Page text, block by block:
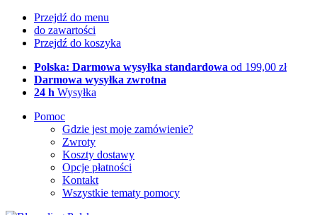
Przejdź do menu
do zawartości
Przejdź do koszyka
Polska: Darmowa wysyłka standardowa od 199,00 zł
Darmowa wysyłka zwrotna
24 h Wysyłka
Pomoc
Gdzie jest moje zamówienie?
Zwroty
Koszty dostawy
Opcje płatności
Kontakt
Wszystkie tematy pomocy